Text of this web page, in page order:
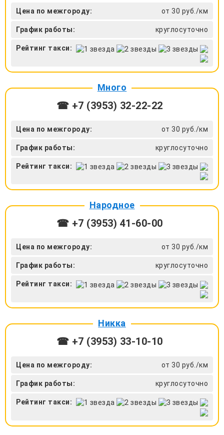
Цена по межгороду: от 30 руб./км
График работы: круглосуточно
Рейтинг такси:
Много
☎ +7 (3953) 32-22-22
Цена по межгороду: от 30 руб./км
График работы: круглосуточно
Рейтинг такси:
Народное
☎ +7 (3953) 41-60-00
Цена по межгороду: от 30 руб./км
График работы: круглосуточно
Рейтинг такси:
Никка
☎ +7 (3953) 33-10-10
Цена по межгороду: от 30 руб./км
График работы: круглосуточно
Рейтинг такси: